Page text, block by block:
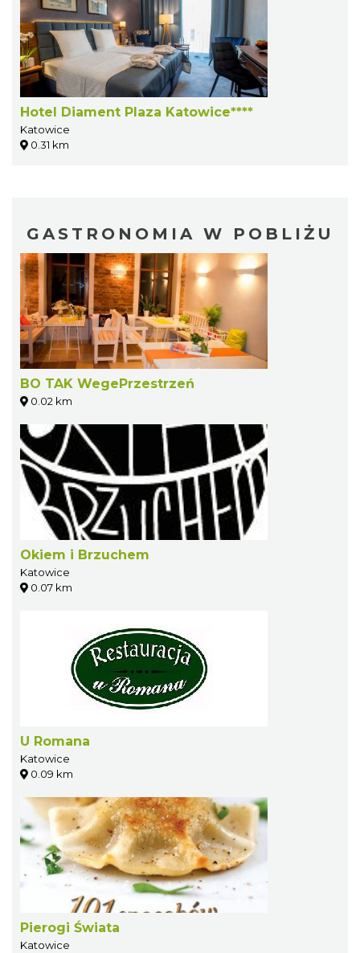
Hotel Diament Plaza Katowice****
Katowice
0.31 km
GASTRONOMIA W POBLIŻU
BO TAK WegePrzestrzeń
0.02 km
Okiem i Brzuchem
Katowice
0.07 km
U Romana
Katowice
0.09 km
Pierogi Świata
Katowice